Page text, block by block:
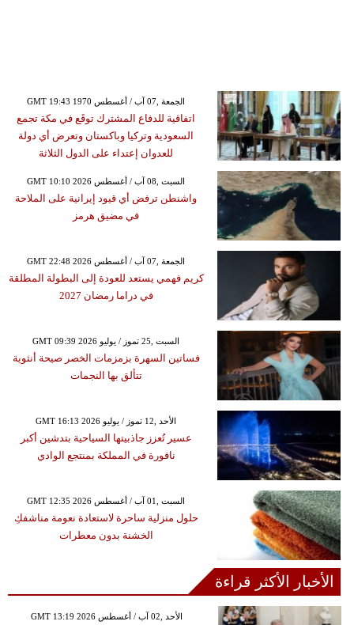
GMT 19:43 1970 الجمعة ,07 آب / أغسطس
اتفاقية للدفاع المشترك توقَع في مكة تجمع
السعودية وتركيا وباكستان وتعرض أي دولة
للعدوان إعتداء على الدول الثلاثة
GMT 10:10 2026 السبت ,08 آب / أغسطس
واشنطن ترفض أي قيود إيرانية على الملاحة
في مضيق هرمز
GMT 22:48 2026 الجمعة ,07 آب / أغسطس
كريم فهمي يستعد للعودة إلى البطولة المطلقة
في دراما رمضان 2027
GMT 09:39 2026 السبت ,25 تموز / يوليو
فساتين السهرة بزمزمات الخصر صيحة أنثوية
تتألق بها النجمات
GMT 16:13 2026 الأحد ,12 تموز / يوليو
عسير تُعزز جاذبيتها السياحية بتدشين أكبر
نافورة في المملكة بمنتجع الوادي
GMT 12:35 2026 السبت ,01 آب / أغسطس
حلول منزلية ساحرة لاستعادة نعومة مناشفكِ
الخشنة بدون معطرات
الأخبار الأكثر قراءة
GMT 13:19 2026 الأحد ,02 آب / أغسطس